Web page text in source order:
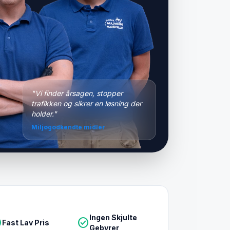
"Vi finder årsagen, stopper
trafikken og sikrer en løsning der
holder."
Miljøgodkendte midler
Fast Lav Pris check_circleIngen Skjulte
Gebyrer